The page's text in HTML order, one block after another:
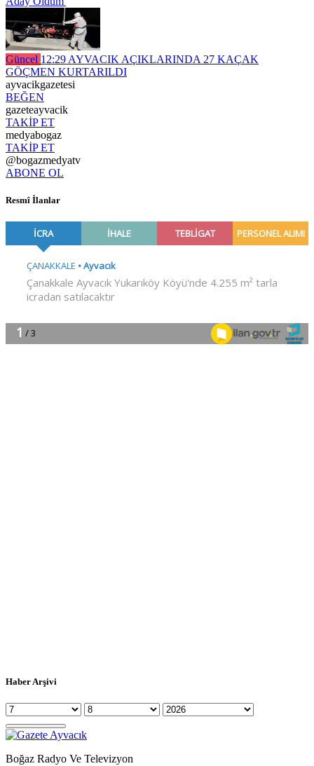
Güncel 12:29 AYVACIK AÇIKLARINDA 27 KAÇAK
GÖÇMEN KURTARILDI
ayvacikgazetesi
BEĞEN
gazeteayvacik
TAKİP ET
medyabogaz
TAKİP ET
@bogazmedyatv
ABONE OL
Resmî İlanlar
Haber Arşivi
Boğaz Radyo Ve Televizyon